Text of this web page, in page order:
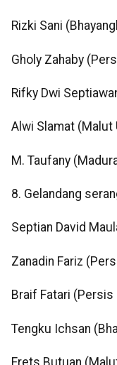
Rizki Sani
Gholy Zahaby
Rifky Dwi
Alwi Slamat (Malut
M. Taufany
8. Gelandang
Septian David
Zanadin Fariz
Braif Fatari (Persis
Tengku Ichsan